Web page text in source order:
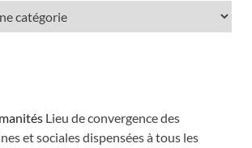
Lieu de convergence des
et sociales dispensées à tous les